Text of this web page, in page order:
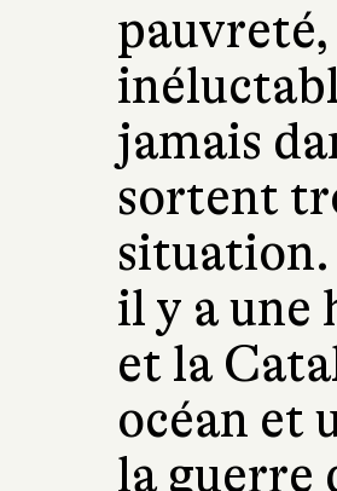
jamais
sortent
situation.
il y a une
et la
océan et
la guerre